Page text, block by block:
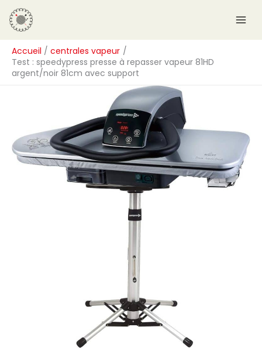
Aller
au
contenu
Accueil
centrales vapeur
Test : speedypress presse à repasser vapeur 81HD
argent/noir 81cm avec support
R
e
c
h
e
e
r